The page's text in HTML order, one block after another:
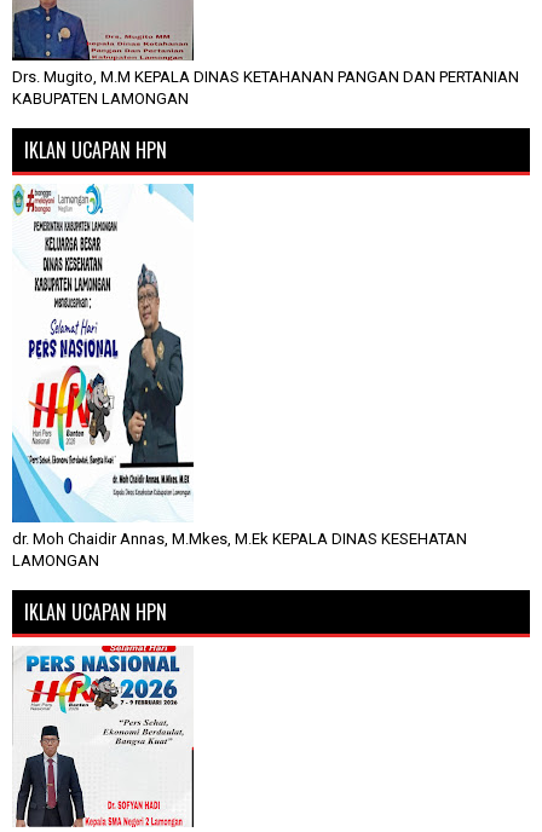
Drs. Mugito, M.M KEPALA DINAS KETAHANAN PANGAN DAN PERTANIAN
KABUPATEN LAMONGAN
IKLAN UCAPAN HPN
dr. Moh Chaidir Annas, M.Mkes, M.Ek KEPALA DINAS KESEHATAN
LAMONGAN
IKLAN UCAPAN HPN